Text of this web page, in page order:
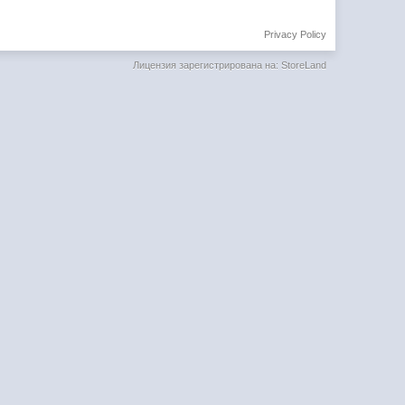
Privacy Policy
Лицензия зарегистрирована на: StoreLand